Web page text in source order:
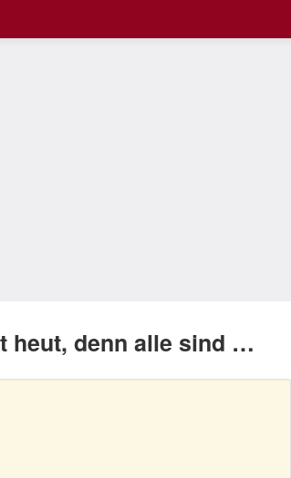
heut, denn alle sind …